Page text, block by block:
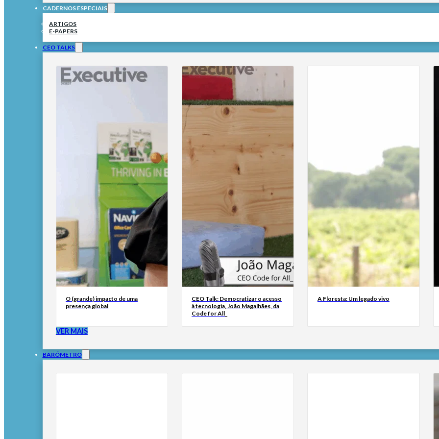
CADERNOS ESPECIAIS
ARTIGOS
E-PAPERS
CEO TALKS
O (grande) impacto de uma
presença global
CEO Talk: Democratizar o acesso
à tecnologia, João Magalhães, da
Code for All_
A Floresta: Um legado vivo
VER MAIS
BARÓMETRO